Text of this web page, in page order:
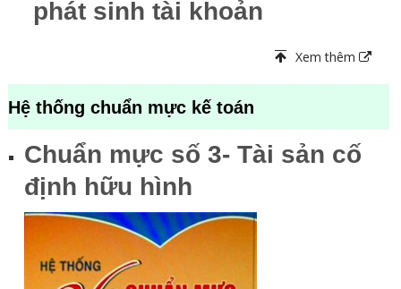
phát sinh tài khoản
Xem thêm
Hệ thống chuẩn mực kế toán
Chuẩn mực số 3- Tài sản cố
định hữu hình